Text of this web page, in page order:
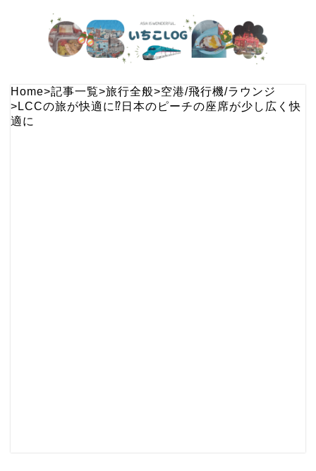
Home>記事一覧>旅行全般>空港/飛行機/ラウンジ
> LCCの旅が快適に⁉日本のピーチの座席が少し広く快
適に